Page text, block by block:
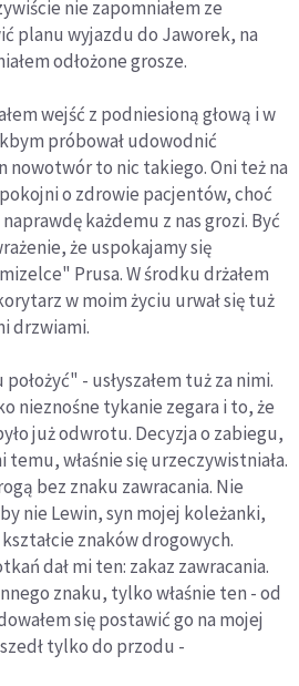
nie zapomniałem ze
planu wyjazdu do Jaworek, na
odłożone grosze.
wejść z podniesioną głową i w
próbował udowodnić
nowotwór to nic takiego. Oni też na
o zdrowie pacjentów, choć
każdemu z nas grozi. Być
że uspokajamy się
Prusa. W środku drżałem
w moim życiu urwał się tuż
drzwiami.
- usłyszałem tuż za nimi.
nieznośne tykanie zegara i to, że
już odwrotu. Decyzja o zabiegu,
właśnie się urzeczywistniała.
bez znaku zawracania. Nie
nie Lewin, syn mojej koleżanki,
znaków drogowych.
dał mi ten: zakaz zawracania.
znaku, tylko właśnie ten - od
się postawić go na mojej
tylko do przodu -